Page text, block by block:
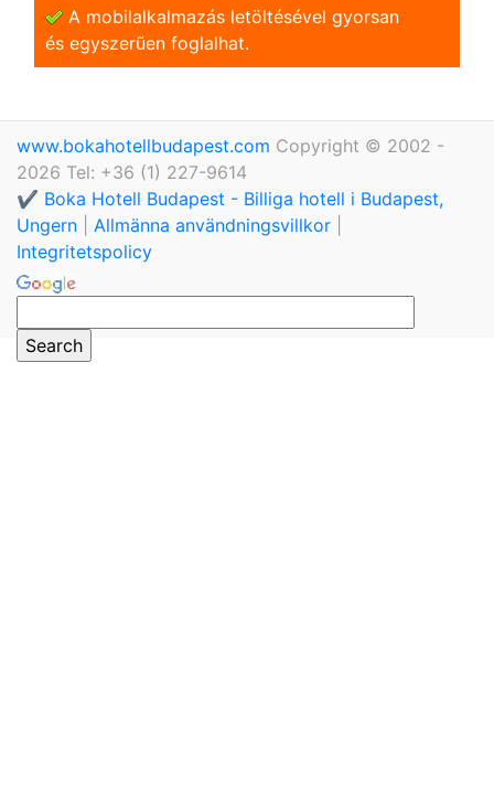
A mobilalkalmazás letöltésével gyorsan
és egyszerũen foglalhat.
www.bokahotellbudapest.com Copyright © 2002 -
2026 Tel: +36 (1) 227-9614
✔️ Boka Hotell Budapest - Billiga hotell i Budapest,
Ungern
Allmänna användningsvillkor
Integritetspolicy